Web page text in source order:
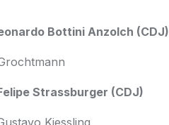
Bottini Anzolch (CDJ)
Strassburger (CDJ)
Kiessling